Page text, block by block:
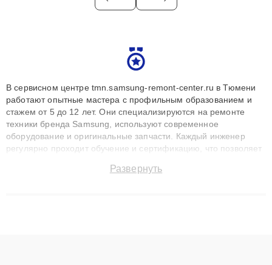
В сервисном центре tmn.samsung-remont-center.ru в Тюмени
работают опытные мастера с профильным образованием и
стажем от 5 до 12 лет. Они специализируются на ремонте
техники бренда Samsung, используют современное
оборудование и оригинальные запчасти. Каждый инженер
регулярно проходит обучение и сертификацию, что позволяет
технику с сохранением гарантии до 3 лет. Наши мастера
Развернуть